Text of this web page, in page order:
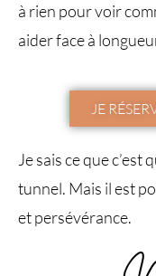
à rien pour voir
aider face à
JE
Je sais ce que c’est
tunnel. Mais il est
et persévérance.